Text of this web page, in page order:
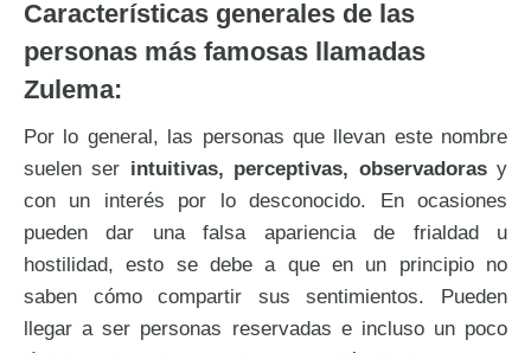
Características generales de las
personas más famosas llamadas
Zulema:
Por lo general, las personas que llevan este nombre
suelen ser intuitivas, perceptivas, observadorasy
con un interés por lo desconocido. En ocasiones
pueden dar una falsa apariencia de frialdad u
hostilidad, esto se debe a que en un principio no
saben cómo compartir sus sentimientos. Pueden
llegar a ser personas reservadas e incluso un poco